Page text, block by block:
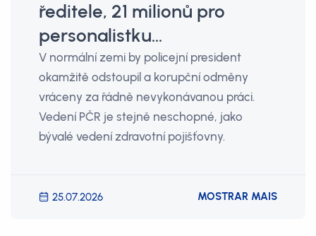
ředitele, 21 milionů pro
personalistku...
V normální zemi by policejní president
okamžitě odstoupil a korupční odměny
vráceny za řádně nevykonávanou práci.
Vedení PČR je stejně neschopné, jako
bývalé vedení zdravotní pojišťovny.
25.07.2026 MOSTRAR MAIS